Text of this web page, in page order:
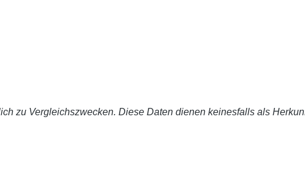
zu Vergleichszwecken. Diese Daten dienen keinesfalls als